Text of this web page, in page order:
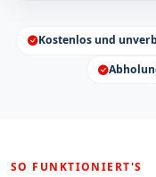
Kostenlos und
SO FUNKTIONIERT'S